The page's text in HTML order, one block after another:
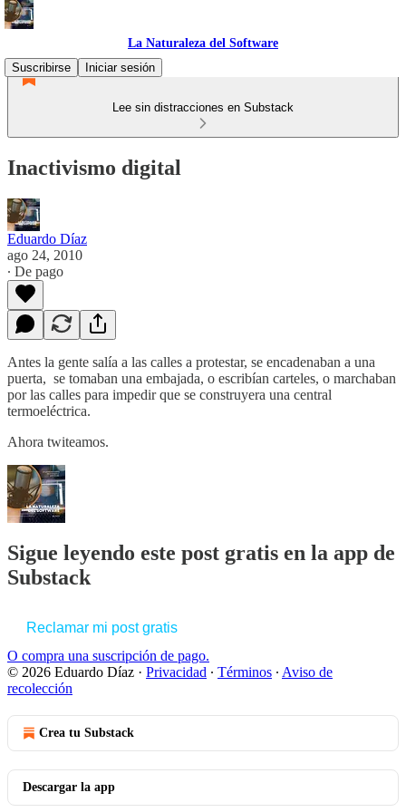
La Naturaleza del Software
Suscribirse
Iniciar sesión
Lee sin distracciones en Substack
Inactivismo digital
Eduardo Díaz
ago 24, 2010
∙ De pago
Antes la gente salía a las calles a protestar, se encadenaban a una
puerta, se tomaban una embajada, o escribían carteles, o marchaban
por las calles para impedir que se construyera una central
termoeléctrica.
Ahora twiteamos.
Sigue leyendo este post gratis en la app de
Substack
Reclamar mi post gratis
O compra una suscripción de pago.
© 2026 Eduardo Díaz · Privacidad ∙ Términos ∙ Aviso de
recolección
Crea tu Substack
Descargar la app